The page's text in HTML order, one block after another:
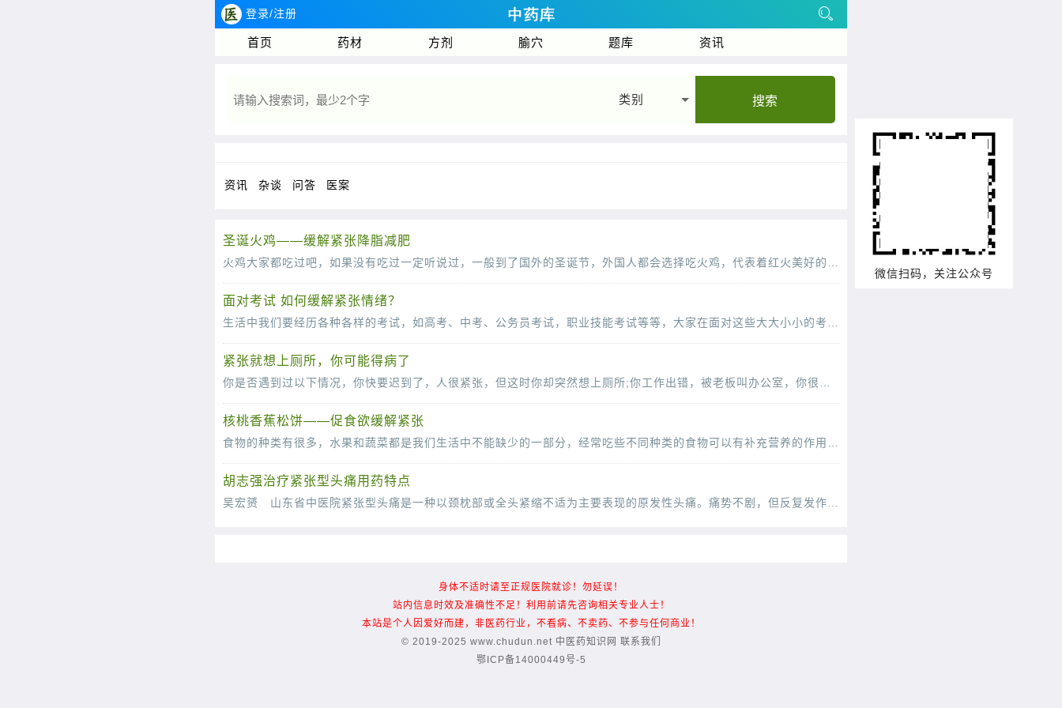
登录/注册
首页 药材 方剂 腧穴 题库 资讯
类别 搜索
资讯 杂谈 问答 医案
圣诞火鸡——缓解紧张降脂减肥
面对考试 如何缓解紧张情绪？
紧张就想上厕所，你可能得病了
核桃香蕉松饼——促食欲缓解紧张
胡志强治疗紧张型头痛用药特点
微信扫码，关注公众号
身体不适时请至正规医院就诊！勿延误！
站内信息时效及准确性不足！利用前请先咨询相关专业人士！
本站是个人因爱好而建，非医药行业，不看病、不卖药、不参与任何商业！
© 2019-2025 www.chudun.net 中医药知识网 联系我们
鄂ICP备14000449号-5